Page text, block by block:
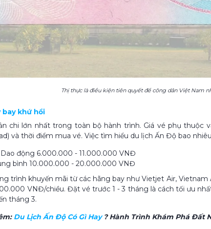
Thị thực là điều kiện tiên quyết để công dân Việt Nam
bay khứ hồi
chi lớn nhất trong toàn bộ hành trình. Giá vé phụ thuộc
và thời điểm mua vé. Việc tìm hiểu du lịch Ấn Độ bao
Dao động 6.000.000 - 11.000.000 VNĐ
bình 10.000.000 - 20.000.000 VNĐ
trình khuyến mãi từ các hãng bay như Vietjet Air, Vietnam
VNĐ/chiều. Đặt vé trước 1 - 3 tháng là cách tối ưu
tháng 3.
Du Lịch Ấn Độ Có Gì Hay​ ? Hành Trình Khám Phá Đất